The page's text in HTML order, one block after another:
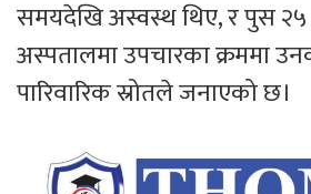
समयदेखि अस्वस्थ थिए, र पुस
अस्पतालमा उपचारका क्रममा
पारिवारिक स्रोतले जनाएको छ।